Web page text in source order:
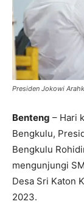
Presiden Jokowi
Benteng – Hari
Bengkulu,
Bengkulu
mengunjungi
Desa Sri Katon
2023.